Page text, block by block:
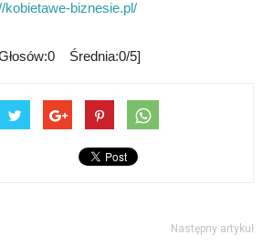
kobietawe-biznesie.pl/
Średnia:0/5]
Następny artykuł